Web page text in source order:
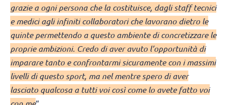
grazie a ogni persona che la costituisce, dagli staff tecnici
e medici agli infiniti collaboratori che lavorano dietro le
quinte permettendo a questo ambiente di concretizzare le
proprie ambizioni. Credo di aver avuto l’opportunità di
imparare tanto e confrontarmi sicuramente con i massimi
livelli di questo sport, ma nel mentre spero di aver
lasciato qualcosa a tutti voi così come lo avete fatto voi